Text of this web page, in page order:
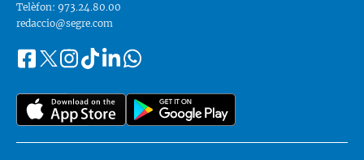
Telèfon: 973.24.80.00
redaccio@segre.com
Segueix-
a::
FacebookInstagram
TiktokLinkedinWhatsapp